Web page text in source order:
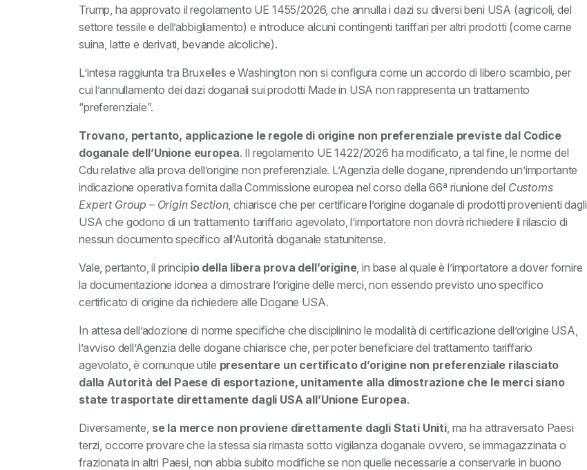
Trump, ha approvato il regolamento UE 1455/2026, che annulla i dazi su diversi beni USA (agricoli, del
settore tessile e dell’abbigliamento) e introduce alcuni contingenti tariffari per altri prodotti (come carne
suina, latte e derivati, bevande alcoliche).
L’intesa raggiunta tra Bruxelles e Washington non si configura come un accordo di libero scambio, per
cui l’annullamento dei dazi doganali sui prodotti Made in USA non rappresenta un trattamento
“preferenziale”.
Trovano, pertanto, applicazione le regole di origine non preferenziale previste dal Codice
doganale dell’Unione europea. Il regolamento UE 1422/2026 ha modificato, a tal fine, le norme del
Cdu relative alla prova dell’origine non preferenziale. L’Agenzia delle dogane, riprendendo un’importante
indicazione operativa fornita dalla Commissione europea nel corso della 66ª riunione del Customs
Expert Group – Origin Section, chiarisce che per certificare l’origine doganale di prodotti provenienti dagli
USA che godono di un trattamento tariffario agevolato, l’importatore non dovrà richiedere il rilascio di
nessun documento specifico all’Autorità doganale statunitense.
Vale, pertanto, il principio della libera prova dell’origine, in base al quale è l’importatore a dover fornire
la documentazione idonea a dimostrare l’origine delle merci, non essendo previsto uno specifico
certificato di origine da richiedere alle Dogane USA.
In attesa dell’adozione di norme specifiche che disciplinino le modalità di certificazione dell’origine USA,
l’avviso dell’Agenzia delle dogane chiarisce che, per poter beneficiare del trattamento tariffario
agevolato, è comunque utile presentare un certificato d’origine non preferenziale rilasciato
dalla Autorità del Paese di esportazione, unitamente alla dimostrazione che le merci siano
state trasportate direttamente dagli USA all’Unione Europea.
Diversamente, se la merce non proviene direttamente dagli Stati Uniti, ma ha attraversato Paesi
terzi, occorre provare che la stessa sia rimasta sotto vigilanza doganale ovvero, se immagazzinata o
frazionata in altri Paesi, non abbia subito modifiche se non quelle necessarie a conservarle in buono